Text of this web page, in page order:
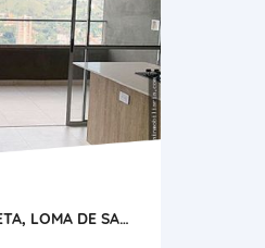
VENTA APARTAMENTO SABANETA, LOMA DE SAN JOSÉ